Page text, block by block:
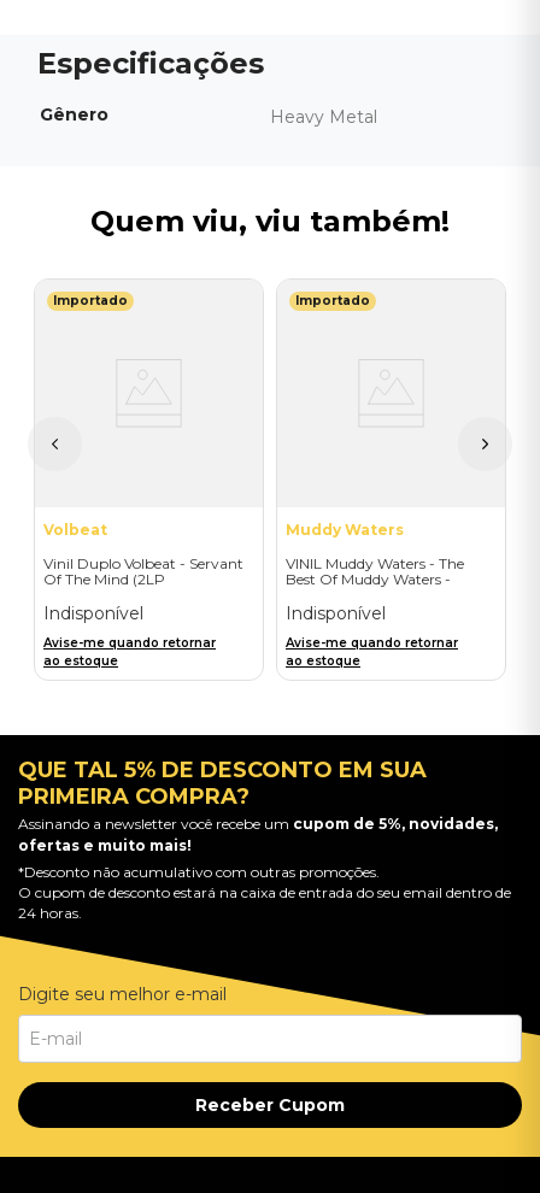
Gênero Heavy Metal
Quem viu, viu também!
Importado
Volbeat
Vinil Duplo Volbeat - Servant
Of The Mind (2LP
Importado
Indisponível
Avise-me quando retornar
ao estoque
Importado
Muddy Waters
VINIL Muddy Waters - The
Best Of Muddy Waters -
Indisponível
Avise-me quando retornar
ao estoque
QUE TAL 5% DE DESCONTO EM SUA
PRIMEIRA COMPRA?
Assinando a newsletter você recebe um cupom de 5%, novidades,
ofertas e muito mais!
*Desconto não acumulativo com outras promoções.
O cupom de desconto estará na caixa de entrada do seu email dentro de
24 horas.
Digite seu melhor e-mail
Receber Cupom